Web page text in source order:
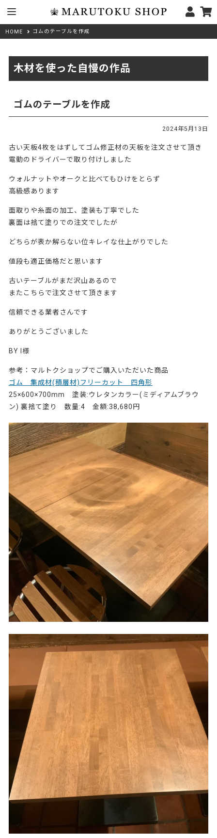
HOME ゴムのテーブルを作成
木材を使った自慢の作品
ゴムのテーブルを作成
2024年5月13日
古い天板4枚をはずしてゴム修正材の天板を注文させて頂き
電動のドライバーで取り付けしました
ウォルナットやオークと比べてもひけをとらず
高級感あります
面取りや糸面の加工、塗装も丁寧でした
裏面は捨て塗りでの注文でしたが
どちらが表か解らない位キレイな仕上がりでした
値段も適正価格だと思います
古いテーブルがまだ沢山あるので
またこちらで注文させて頂きます
信頼できる業者さんです
ありがとうございました
BY I様
参考：マルトクショップでご購入いただいた商品
ゴム 集成材(積層材)フリーカット 四角形
25×600×700mm 塗装:ウレタンカラー(ミディアムブラウ
ン) 裏捨て塗り 数量:4 金額:38,680円